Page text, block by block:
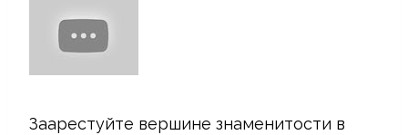
Заарестуйте вершине знаменитости в